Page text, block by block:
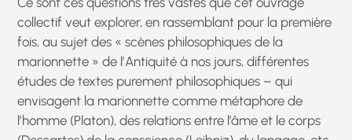
collectif veut explorer, en rassemblant pour la première
fois, au sujet des « scènes philosophiques de la
marionnette » de l’Antiquité à nos jours, différentes
études de textes purement philosophiques – qui
envisagent la marionnette comme métaphore de
l’homme (Platon), des relations entre l’âme et le corps